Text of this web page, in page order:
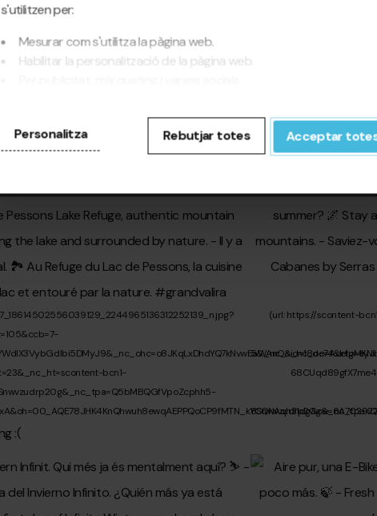
s'utilitzen per:
Mesurar com s'utilitza la pàgina web.
Habilitar la personalització de la pàgina web.
prefereixes configurar-les tu mateix, punxa a 'Configura'.
Rebutjar totes
Personalitza Acceptar